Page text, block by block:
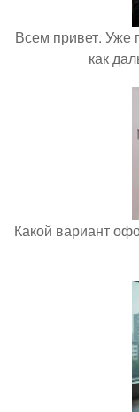
Всем привет. Уже
как
Какой вариант